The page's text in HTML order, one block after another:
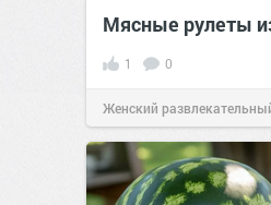
Мясные рулеты
1 0
Женский
сайт.23:4106 авг 2026